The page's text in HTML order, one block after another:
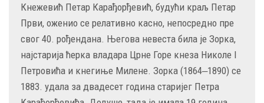
Кнежевић Петар Карађорђевић, будући краљ Петар
Први, оженио се релативно касно, непосредно пре
свог 40. рођендана. Његова невеста била је Зорка,
најстарија ћерка владара Црне Горе кнеза Николе I
Петровића и кнегиње Милене. Зорка (1864‒1890) се
1883. удала за двадесет година старијег Петра